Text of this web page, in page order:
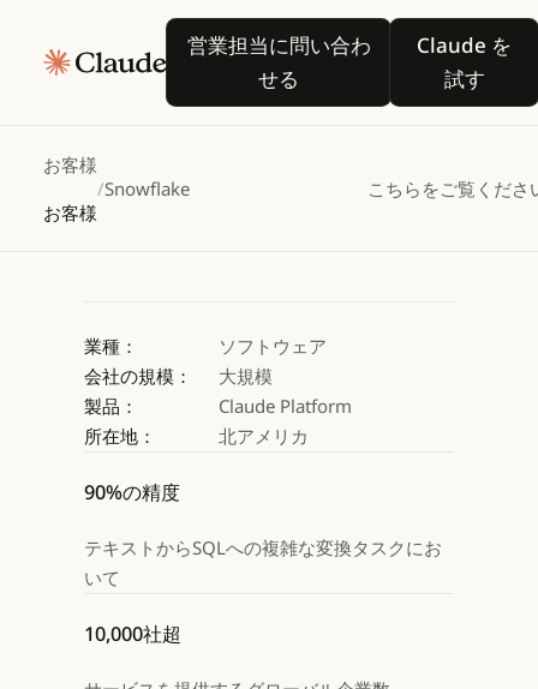
営業担当に問い合わ
せる
営業担当に問い合わせる
Claude を
試す
Claude
お客様
お客様
/Snowflake こちらをご覧くださ
Snowflake、
Claudeを活用して企業
Claude を試す
業種：
ソフトウェア
会社の規模：
大規模
製品：
Claude Platform
所在地：
北アメリカ
90%の精度
テキストからSQLへの複雑な変換タスクにお
いて
10,000社超